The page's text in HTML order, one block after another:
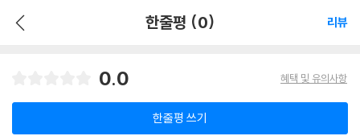
한줄평 (0) 리뷰
0.0 혜택 및 유의사항
한줄평 쓰기